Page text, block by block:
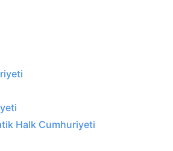
Halk Cumhuriyeti